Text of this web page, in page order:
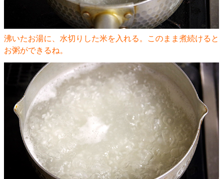
沸いたお湯に、水切りした米を入れる。このまま煮続けると
お粥ができるね。